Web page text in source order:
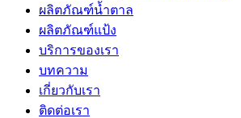
ผลิตภัณฑ์น้ำตาล
ผลิตภัณฑ์แป้ง
บริการของเรา
บทความ
เกี่ยวกับเรา
ติดต่อเรา